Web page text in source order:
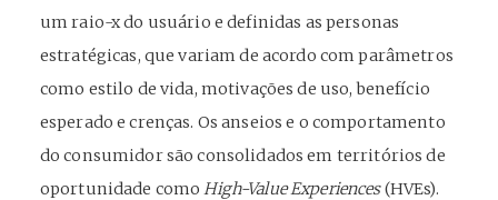
um raio-x do usuário e definidas as personas
estratégicas, que variam de acordo com parâmetros
como estilo de vida, motivações de uso, benefício
esperado e crenças. Os anseios e o comportamento
do consumidor são consolidados em territórios de
oportunidade comoHigh-Value Experiences(HVEs).